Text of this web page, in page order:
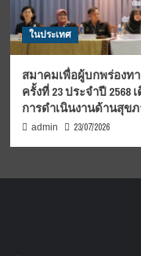
ในประเทศ
สมาคมเพื่อผู้บกพร่องท
ครั้งที่ 23 ประจำปี
การดำเนินงานด้านสุข
admin 23/07/2026